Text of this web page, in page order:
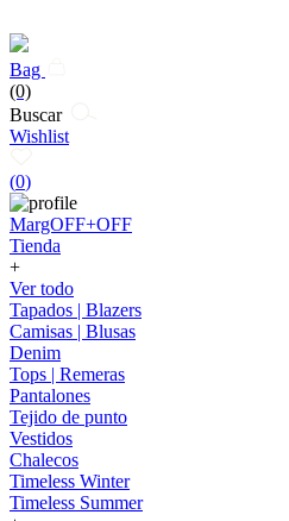
Bag
(0)
Buscar
Wishlist
(0)
MargOFF+OFF
Tienda
+
Ver todo
Tapados | Blazers
Camisas | Blusas
Denim
Tops | Remeras
Pantalones
Tejido de punto
Vestidos
Chalecos
Timeless Winter
Timeless Summer